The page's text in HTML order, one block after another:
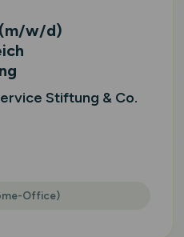
(m/w/d)
Stiftung & Co.
Office)